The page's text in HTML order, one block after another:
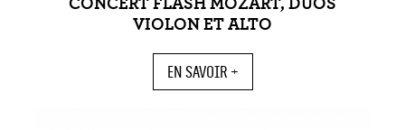
CONCERT FLASH MOZART, DUOS
VIOLON ET ALTO
EN SAVOIR +